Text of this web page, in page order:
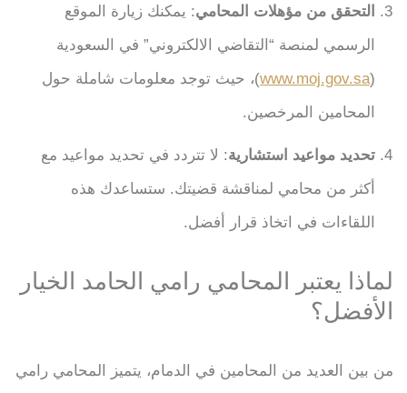
التحقق من مؤهلات المحامي: يمكنك زيارة الموقع
الرسمي لمنصة “التقاضي الالكتروني” في السعودية
(
www.moj.gov.sa)، حيث توجد معلومات شاملة حول
المحامين المرخصين.
تحديد مواعيد استشارية: لا تتردد في تحديد مواعيد مع
أكثر من محامي لمناقشة قضيتك. ستساعدك هذه
اللقاءات في اتخاذ قرار أفضل.
لماذا يعتبر المحامي رامي الحامد الخيار
الأفضل؟
من بين العديد من المحامين في الدمام، يتميز المحامي رامي